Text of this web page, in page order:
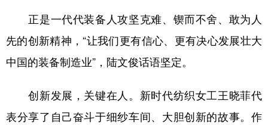
正是一代代装备人攻坚克难、锲而不舍、敢为人
先的创新精神，“让我们更有信心、更有决心发展壮大
中国的装备制造业”，陆文俊话语坚定。
创新发展，关键在人。新时代纺织女工王晓菲代
表分享了自己奋斗于细纱车间、大胆创新的故事。作